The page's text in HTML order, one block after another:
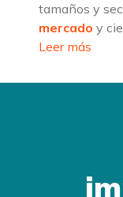
tamaños y
mercado y
Leer más